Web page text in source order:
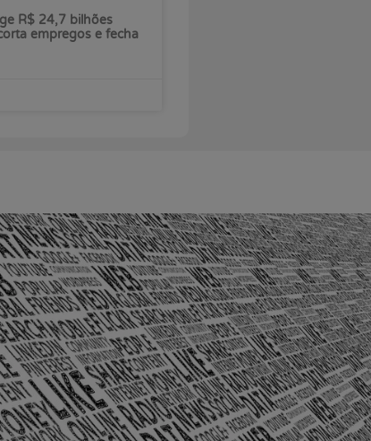
R$ 24,7 bilhões
empregos e fecha